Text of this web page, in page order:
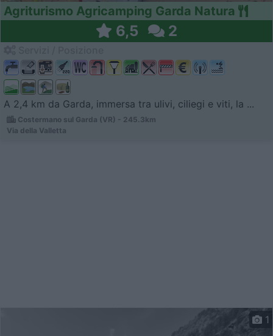
Agriturismo Agricamping Garda Natura
6,5 2
A 2,4 km da Garda, immersa tra ulivi, ciliegi e viti, la ...
Costermano sul Garda (VR) - 245.3km
Via della Valletta
1